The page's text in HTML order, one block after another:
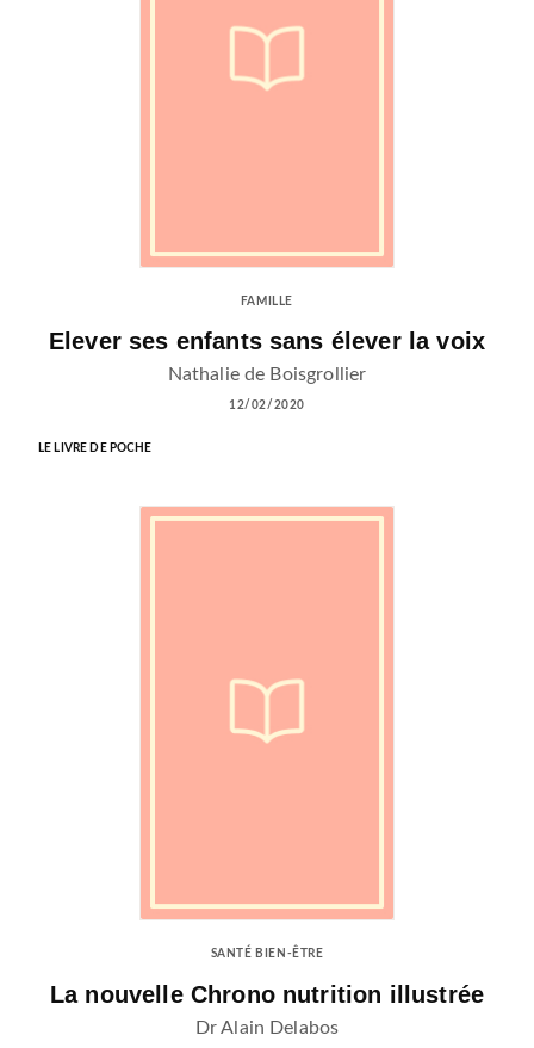
FAMILLE
Elever ses enfants sans élever la voix
Nathalie de Boisgrollier
12/02/2020
LE LIVRE DE POCHE
SANTÉ BIEN-ÊTRE
La nouvelle Chrono nutrition illustrée
Dr Alain Delabos